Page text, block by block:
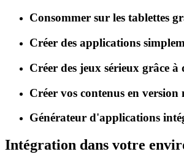
Consommer sur les tablettes
Créer des applications
Créer des jeux sérieux grâce à
Créer vos contenus en
Générateur d'applications
Intégration dans votre